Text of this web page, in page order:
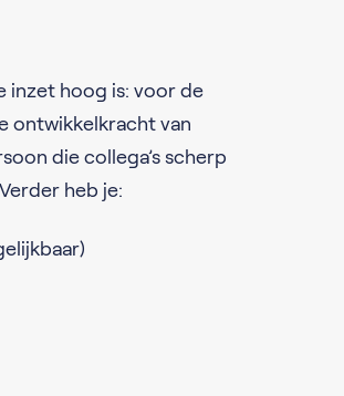
inzet hoog is: voor de
ontwikkelkracht van
die collega’s scherp
heb je: